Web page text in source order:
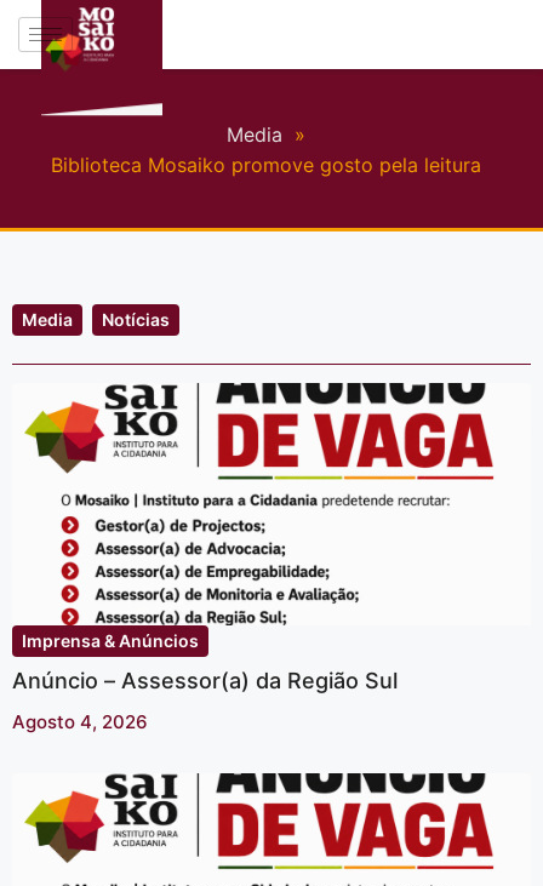
Media »
Biblioteca Mosaiko promove gosto pela leitura
Media Notícias
Imprensa & Anúncios
Anúncio – Assessor(a) da Região Sul
Agosto 4, 2026